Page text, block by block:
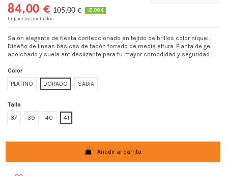
84,00 € 105,00 € -21,00 €
Impuestos incluidos
Salón elegante de fiesta confeccionado en tejido de brillos color níquel.
Diseño de líneas básicas de tacón forrado de media altura. Planta de gel
acolchado y suela antideslizante para tu mayor comodidad y seguridad.
Color
PLATINO
DORADO SABIA
Talla
37
39 40 41
Añadir al carrito